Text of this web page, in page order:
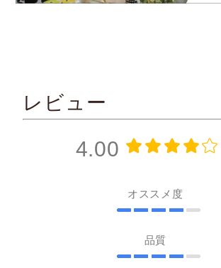
レビュー
4.00
オススメ度
品質